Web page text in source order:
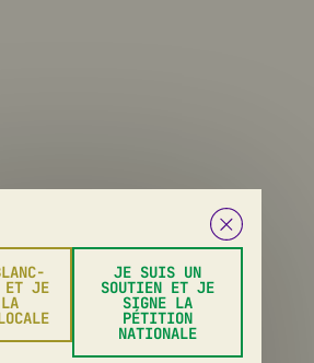
ET JE
JE SUIS UN
SOUTIEN ET JE
SIGNE LA
PÉTITION
NATIONALE